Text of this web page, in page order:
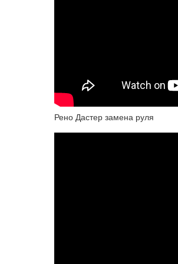
Рено Дастер замена руля